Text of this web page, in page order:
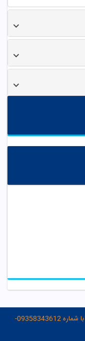
مشاوره رایگان بصورت چت در واتساپ و تلگرام با شماره 09358343612-